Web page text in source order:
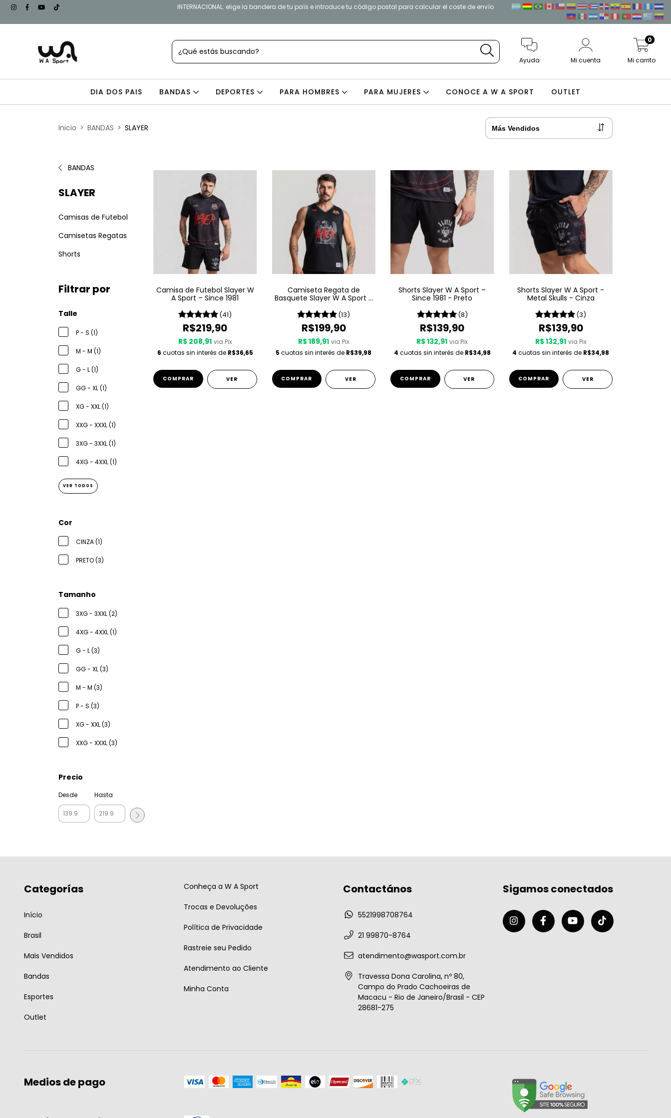
INTERNACIONAL: elige la bandera de tu país e introduce tu código postal para calcular el coste de envío
Ayuda Mi cuenta Mi carrito
0
DIA DOS PAIS BANDAS DEPORTES PARA HOMBRES PARA MUJERES CONOCE A W A SPORT OUTLET
Inicio > BANDAS > SLAYER
BANDAS
SLAYER
Camisas de Futebol
Camisetas Regatas
Shorts
Filtrar por
Talle
P - S (1)
M - M (1)
G - L (1)
GG - XL (1)
XG - XXL (1)
XXG - XXXL (1)
3XG - 3XXL (1)
4XG - 4XXL (1)
VER TODOS
Cor
CINZA (1)
PRETO (3)
Tamanho
3XG - 3XXL (2)
4XG - 4XXL (1)
G - L (3)
GG - XL (3)
M - M (3)
P - S (3)
XG - XXL (3)
XXG - XXXL (3)
Precio
Desde Hasta
Camisa de Futebol Slayer W
A Sport – Since 1981
(41)
R$219,90
R$ 208,91 via Pix
6 cuotas sin interés de R$36,65
COMPRAR VER
Camiseta Regata de
Basquete Slayer W A Sport –
(13)
R$199,90
R$ 189,91 via Pix
5 cuotas sin interés de R$39,98
COMPRAR VER
Shorts Slayer W A Sport –
Since 1981 - Preto
(8)
R$139,90
R$ 132,91 via Pix
4 cuotas sin interés de R$34,98
COMPRAR VER
Shorts Slayer W A Sport -
Metal Skulls - Cinza
(3)
R$139,90
R$ 132,91 via Pix
4 cuotas sin interés de R$34,98
COMPRAR VER
Categorías
Início
Brasil
Mais Vendidos
Bandas
Esportes
Outlet
Conheça a W A Sport
Trocas e Devoluções
Política de Privacidade
Rastreie seu Pedido
Atendimento ao Cliente
Minha Conta
Contactános
5521998708764
21 99870-8764
atendimento@wasport.com.br
Travessa Dona Carolina, nº 80,
Campo do Prado Cachoeiras de
Macacu - Rio de Janeiro/Brasil - CEP
28681-275
Sigamos conectados
Medios de pago